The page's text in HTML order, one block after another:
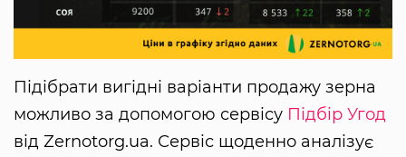
Підібрати вигідні варіанти продажу зерна
можливо за допомогою сервісу Підбір Угод
від Zernotorg.ua. Сервіс щоденно аналізує